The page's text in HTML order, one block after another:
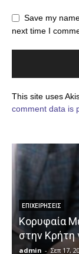
Save my
next time I
This site uses
comment data is
ΕΠΙΧΕΙΡΉΣΕΙΣ
Κορυφαία
στην Κρήτη
admin - Σεπ 17,